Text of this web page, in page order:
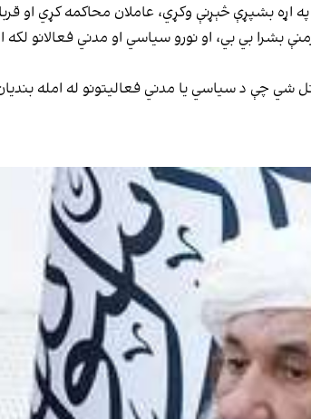
بشپړې څېړنې وکړي، عاملان محاکمه کړي او
بشرا بي بي، او نورو سیاسي او مدني فعالانو
د سیاسي یا مدني فعالیتونو له امله بندیان